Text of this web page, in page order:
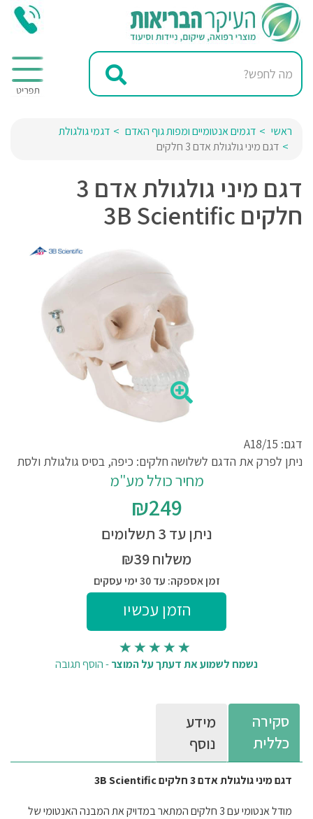
ראשי דגמים אנטומיים ומפות גוף האדם
דגמי גולגולת
דגם מיני גולגולת אדם 3 חלקים
דגם מיני גולגולת אדם 3
חלקים 3B Scientific
דגם: A18/15
ניתן לפרק את הדגם לשלושה חלקים: כיפה, בסיס גולגולת ולסת
מחיר כולל מע"מ
₪249
ניתן עד 3 תשלומים
משלוח ₪39
זמן אספקה: עד 30 ימי עסקים
נשמח לשמוע את דעתך על המוצר-הוסף תגובה
סקירה
כללית
מידע
נוסף
דגם מיני גולגולת אדם 3 חלקים 3B Scientific
מודל אנטומי עם 3 חלקים המתאר במדויק את המבנה האנטומי של